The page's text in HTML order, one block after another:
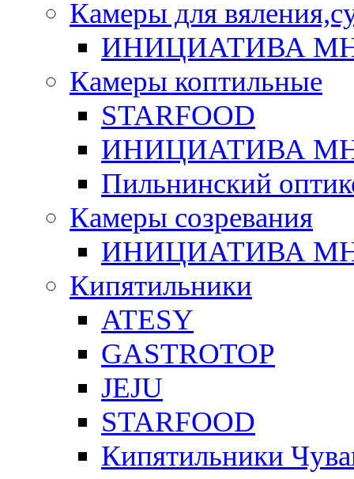
Камеры для
ИНИЦИАТИВА
Камеры коптильные
STARFOOD
ИНИЦИАТИВА
Пильнинский
Камеры созревания
ИНИЦИАТИВА
Кипятильники
ATESY
GASTROTOP
JEJU
STARFOOD
Кипятильники